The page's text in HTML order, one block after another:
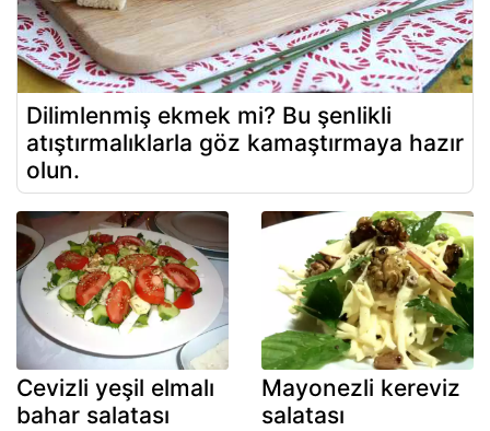
Dilimlenmiş ekmek mi? Bu şenlikli
atıştırmalıklarla göz kamaştırmaya hazır
olun.
Cevizli yeşil elmalı
bahar salatası
Mayonezli kereviz
salatası